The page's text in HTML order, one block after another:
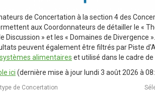
de Concertation à la section 4 des
aux Coordonnateurs de détailler le «
Discussion » et les « Domaines de
peuvent également être filtrés par Piste
alimentaires et utilisé dans le cadre
ici (dernière mise à jour lundi 3 août 2026 à
de Concertation